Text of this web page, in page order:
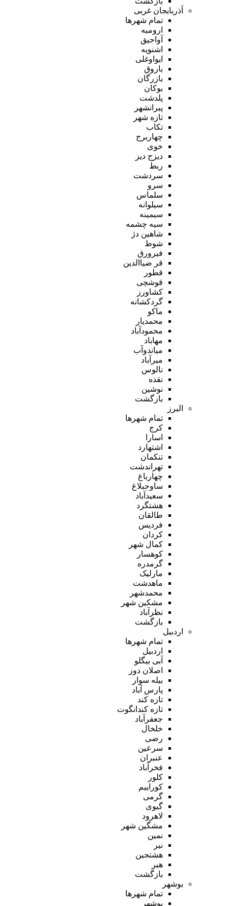
آذربایجان غربی
تمام شهر‌ها
ارومیه
آواجیق
اشنویه
ایواوغلی
باروق
بازرگان
بوکان
پلدشت
پیرانشهر
تازه شهر
تکاب
چهاربرج
خوی
دیزج دیز
ربط
سردشت
سرو
سلماس
سیلوانه
سیمینه
سیه چشمه
شاهین دژ
شوط
فیرورق
قر ضیاالدین
قطور
قوشچی
کشاورز
گردکشانه
ماکو
محمدیار
محمودآباد
مهاباد
میاندوآب
میرآباد
نالوس
نقده
نوشین
بازگشت
البرز
تمام شهر‌ها
کرج
اسارا
اشتهارد
تنکمان
تهراندشت
چهارباغ
ساوجبلاغ
سعیدآباد
هشتگرد
طالقان
فردیس
کردان
کمال شهر
کوهسار
گرمدره
مارلیک
ماهدشت
محمدشهر
مشکین شهر
نظرآباد
بازگشت
اردبیل
تمام شهر‌ها
اردبیل
آبی بیگلو
اصلان دوز
بیله سوار
پارس آباد
تازه کند
تازه کندانگوت
جعفرآباد
خلخال
رضی
سرعین
عنبران
فخرآباد
کلور
کوراییم
گرمی
گیوی
لاهرود
مشگین شهر
نمین
نیر
هشتجین
هیر
بازگشت
بوشهر
تمام شهر‌ها
بوشهر